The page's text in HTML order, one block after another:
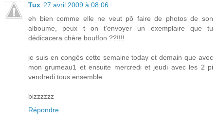
Tux 27 avril 2009 à 08:06
eh bien comme elle ne veut pô faire de photos de son
alboume, peux t on t'envoyer un exemplaire que tu
dédicacera chère bouffon ??!!!!
je suis en congés cette semaine today et demain que avec
mon grumeau1 et ensuite mercredi et jeudi avec les 2 pi
vendredi tous ensemble...
bizzzzzz
Répondre